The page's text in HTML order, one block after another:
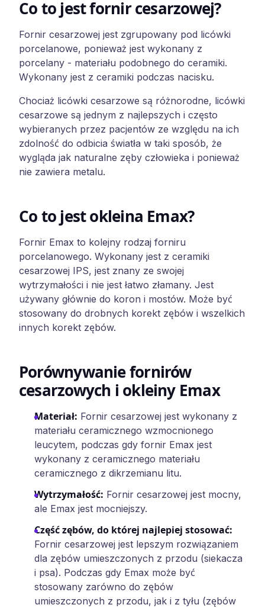
Co to jest fornir cesarzowej?
Fornir cesarzowej jest zgrupowany pod licówki
porcelanowe, ponieważ jest wykonany z
porcelany - materiału podobnego do ceramiki.
Wykonany jest z ceramiki podczas nacisku.
Chociaż licówki cesarzowe są różnorodne, licówki
cesarzowe są jednym z najlepszych i często
wybieranych przez pacjentów ze względu na ich
zdolność do odbicia światła w taki sposób, że
wygląda jak naturalne zęby człowieka i ponieważ
nie zawiera metalu.
Co to jest okleina Emax?
Fornir Emax to kolejny rodzaj forniru
porcelanowego. Wykonany jest z ceramiki
cesarzowej IPS, jest znany ze swojej
wytrzymałości i nie jest łatwo złamany. Jest
używany głównie do koron i mostów. Może być
stosowany do drobnych korekt zębów i wszelkich
innych korekt zębów.
Porównywanie fornirów
cesarzowych i okleiny Emax
Materiał: Fornir cesarzowej jest wykonany z
materiału ceramicznego wzmocnionego
leucytem, podczas gdy fornir Emax jest
wykonany z ceramicznego materiału
ceramicznego z dikrzemianu litu.
Wytrzymałość: Fornir cesarzowej jest mocny,
ale Emax jest mocniejszy.
Część zębów, do której najlepiej stosować:
Fornir cesarzowej jest lepszym rozwiązaniem
dla zębów umieszczonych z przodu (siekacza
i psa). Podczas gdy Emax może być
stosowany zarówno do zębów
umieszczonych z przodu, jak i z tyłu (zębów